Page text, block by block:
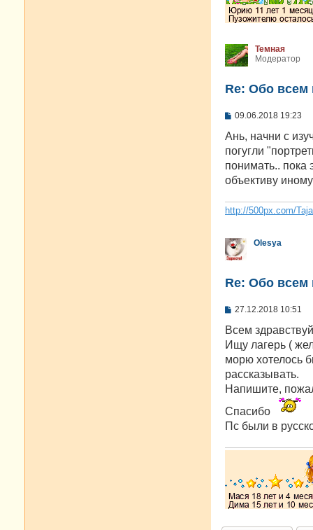
Темная
Модератор
Re: Oбо всем
С
о
щ
е
н
и
09.06.2018 19:23
Ань, начни с
погугли
понимать.. пока
объективу
http://500px.com/
Olesya
Re: Oбо всем
С
о
б
щ
е
и
е
27.12.2018 10:51
Всем
Ищу лагерь (
морю хотелось
рассказывать.
Напишите,
Спасибо
Пс были в